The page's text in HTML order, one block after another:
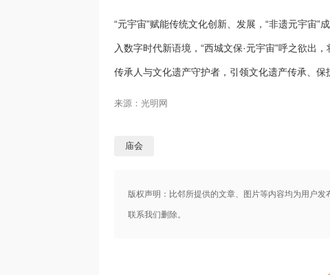
“元宇宙”赋能传统文化创新、发展，“非遗元宇宙
入数字时代新语境，“西城文保·元宇宙”呼之欲出
传承人与文化遗产守护者，引领文化遗产传承、保
来源：光明网
庙会
版权声明：比邻所提供的文章、图片等内容均为用户
联系我们删除。